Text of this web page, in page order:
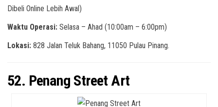
Dibeli Online Lebih Awal)
Waktu Operasi: Selasa – Ahad (10:00am – 6:00pm)
Lokasi: 828 Jalan Teluk Bahang, 11050 Pulau Pinang.
52. Penang Street Art